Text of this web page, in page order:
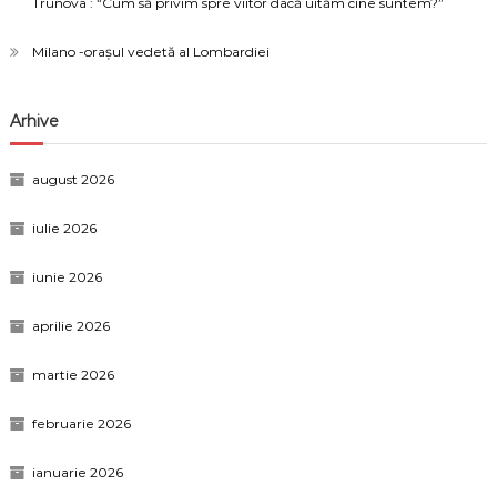
Milano -orașul vedetă al Lombardiei
Arhive
august 2026
iulie 2026
iunie 2026
aprilie 2026
martie 2026
februarie 2026
ianuarie 2026